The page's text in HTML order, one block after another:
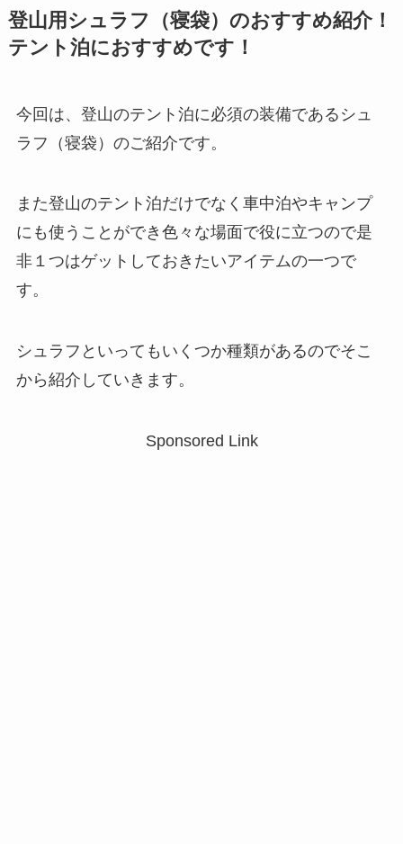
登山用シュラフ（寝袋）のおすすめ紹介！
テント泊におすすめです！
今回は、登山のテント泊に必須の装備であるシュ
ラフ（寝袋）のご紹介です。
また登山のテント泊だけでなく車中泊やキャンプ
にも使うことができ色々な場面で役に立つので是
非１つはゲットしておきたいアイテムの一つで
す。
シュラフといってもいくつか種類があるのでそこ
から紹介していきます。
Sponsored Link